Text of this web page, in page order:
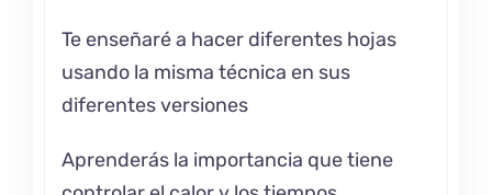
Te enseñaré a hacer diferentes hojas
usando la misma técnica en sus
diferentes versiones
Aprenderás la importancia que tiene